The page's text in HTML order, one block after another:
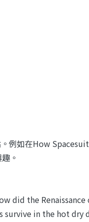
例如在How
。
did the
survive in the hot dry